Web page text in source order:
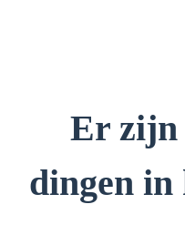
Er zijn
dingen in